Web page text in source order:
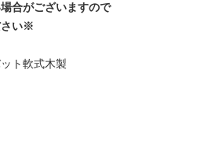
合がございますので
さい※
ト軟式木製